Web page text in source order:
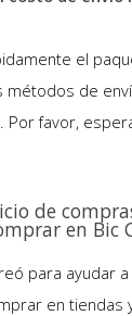
el
métodos de
Por favor,
de
en Bic
para ayudar
en tiendas